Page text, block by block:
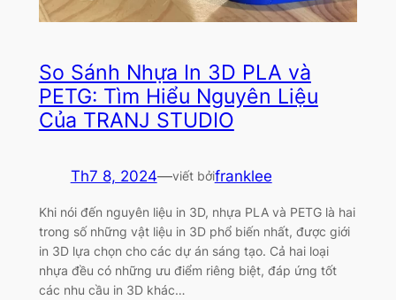
So Sánh Nhựa In 3D PLA và
PETG: Tìm Hiểu Nguyên Liệu
Của TRANJ STUDIO
Th7 8, 2024—viết bởifranklee
Khi nói đến nguyên liệu in 3D, nhựa PLA và PETG là hai
trong số những vật liệu in 3D phổ biến nhất, được giới
in 3D lựa chọn cho các dự án sáng tạo. Cả hai loại
nhựa đều có những ưu điểm riêng biệt, đáp ứng tốt
các nhu cầu in 3D khác…